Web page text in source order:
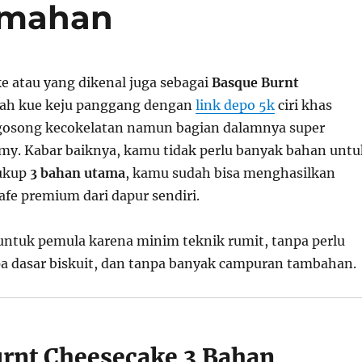
atau yang dikenal juga sebagai Basque Burnt
kue keju panggang dengan link depo 5kciri khas
kecokelatan namun bagian dalamnya super
Kabar baiknya, kamu tidak perlu banyak bahan
3 bahan utama, kamu sudah bisa menghasilkan
premium dari dapur sendiri.
pemula karena minim teknik rumit, tanpa perlu
dasar biskuit, dan tanpa banyak campuran tambahan.